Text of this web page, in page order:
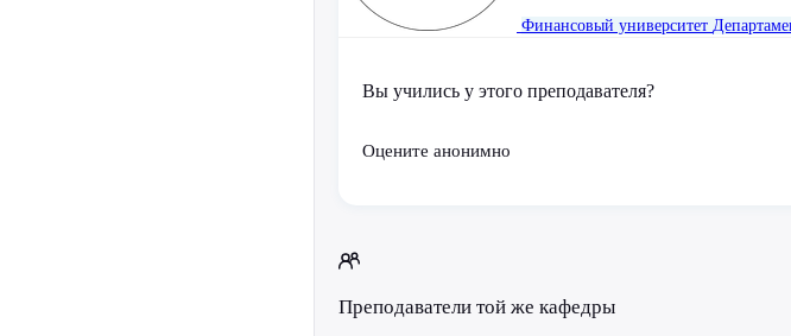
Финансовый университет
Вы учились у этого преподавателя?
Оцените анонимно
Преподаватели той же кафедры